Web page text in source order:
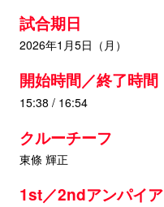
試合期日
2026年1月5日（月）
開始時間／終了時間
15:38 / 16:54
クルーチーフ
東條 輝正
1st／2ndアンパイア